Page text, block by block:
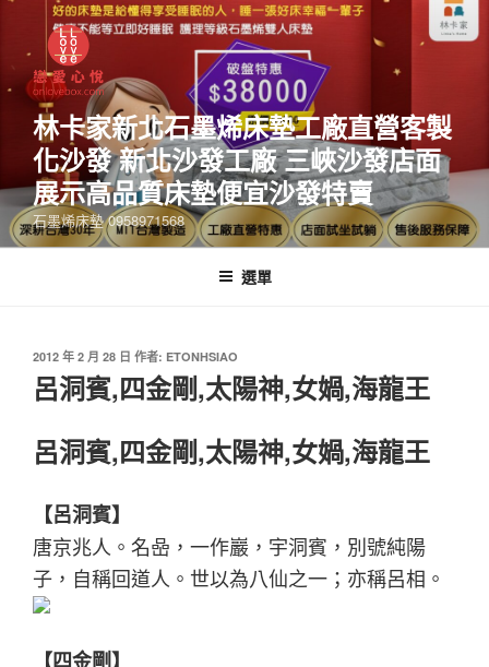
林卡家新北石墨烯床墊工廠直營客製
化沙發 新北沙發工廠 三峽沙發店面
展示高品質床墊便宜沙發特賣
石墨烯床墊 0958971568
選單
2012 年 2 月 28 日 作者: ETONHSIAO
呂洞賓,四金剛,太陽神,女媧,海龍王
呂洞賓,四金剛,太陽神,女媧,海龍王
【呂洞賓】
唐京兆人。名喦，一作巖，宇洞賓，別號純陽
子，自稱回道人。世以為八仙之一；亦稱呂相。
【四金剛】